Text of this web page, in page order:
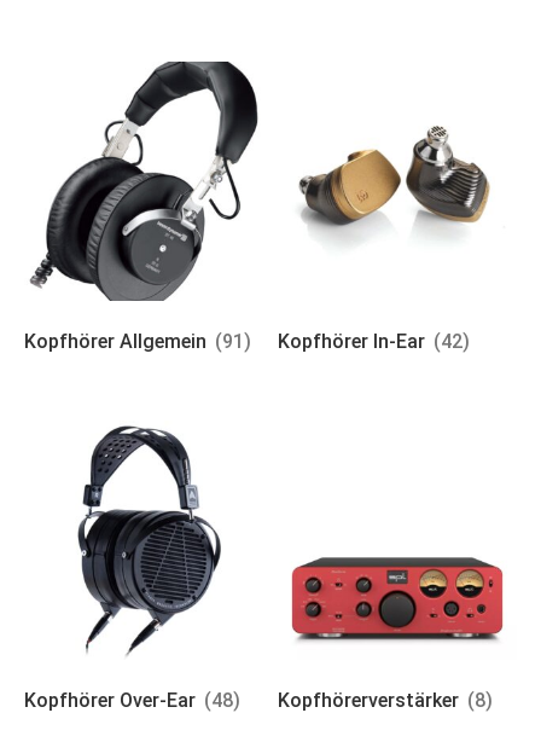
Kopfhörer Allgemein (91) Kopfhörer In-Ear (42)
Kopfhörer Over-Ear (48) Kopfhörerverstärker (8)